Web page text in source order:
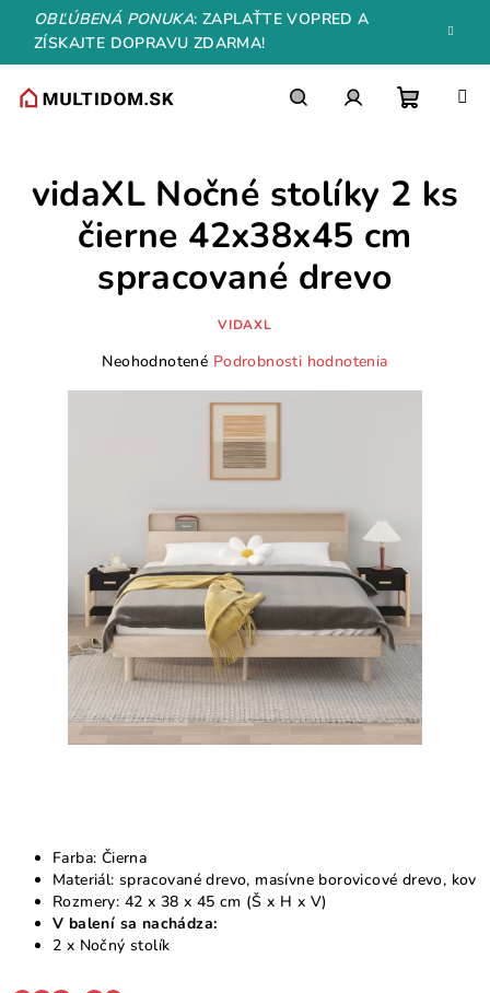
Prejsť
obsah
OBĽÚBENÁ PONUKA: ZAPLAŤTE VOPRED A
ZÍSKAJTE DOPRAVU ZDARMA!
košík
Farba: Čierna
Materiál: spracované drevo, masívne borovicové drevo, kov
Rozmery: 42 x 38 x 45 cm (Š x H x V)
V balení sa nachádza:
2 x Nočný stolík
vidaXL Nočné stolíky 2 ks
čierne 42x38x45 cm
spracované drevo
VIDAXL
Priemerné
hviezdičiek.
Neohodnotené Podrobnosti hodnotenia